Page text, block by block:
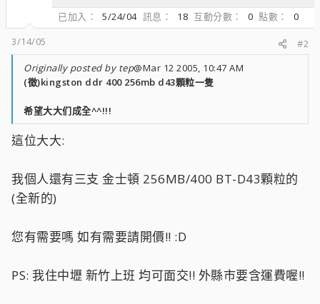
已加入
5/24/04 訊息 18 互動分數 0 點數
0
3/14/05
#2
Originally posted by tep@Mar 12 2005, 10:47 AM
(徵)kingston ddr 400 256mb d43顆粒一隻
希望大大们成全^^!!!
這位大大:
我個人還有三支 金士頓 256MB/400 BT-D43顆粒的
(全新的)
您有需要嗎 如有需要請開價!! :D
PS: 我住中壢 新竹上班 均可面交!! 外縣市要含運費喔!!